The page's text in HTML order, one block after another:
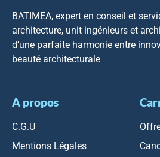
BATIMEA, expert en conseil et
architecture, unit ingénieurs et
d’une parfaite harmonie entre
beauté architecturale
A propos
C.G.U
Mentions Légales